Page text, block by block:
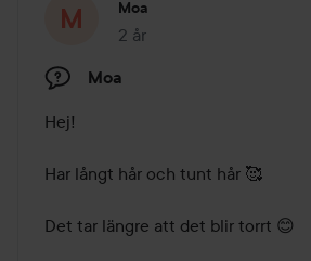
Moa
2 år
Inlägget skapades 2 år
Moa
Hej!
Har långt hår och tunt hår 🥰
Det tar längre att det blir torrt 😊